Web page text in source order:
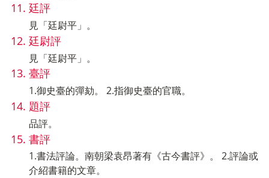
廷評
見「廷尉平」。
廷尉評
見「廷尉平」。
臺評
1.御史臺的彈劾。 2.指御史臺的官職。
題評
品評。
書評
1.書法評論。南朝梁袁昂著有《古今書評》。 2.評論或
介紹書籍的文章。